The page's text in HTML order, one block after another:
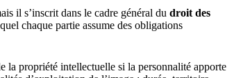
il s’inscrit dans le cadre général du droit des
chaque partie assume des obligations
la propriété intellectuelle si la personnalité apporte